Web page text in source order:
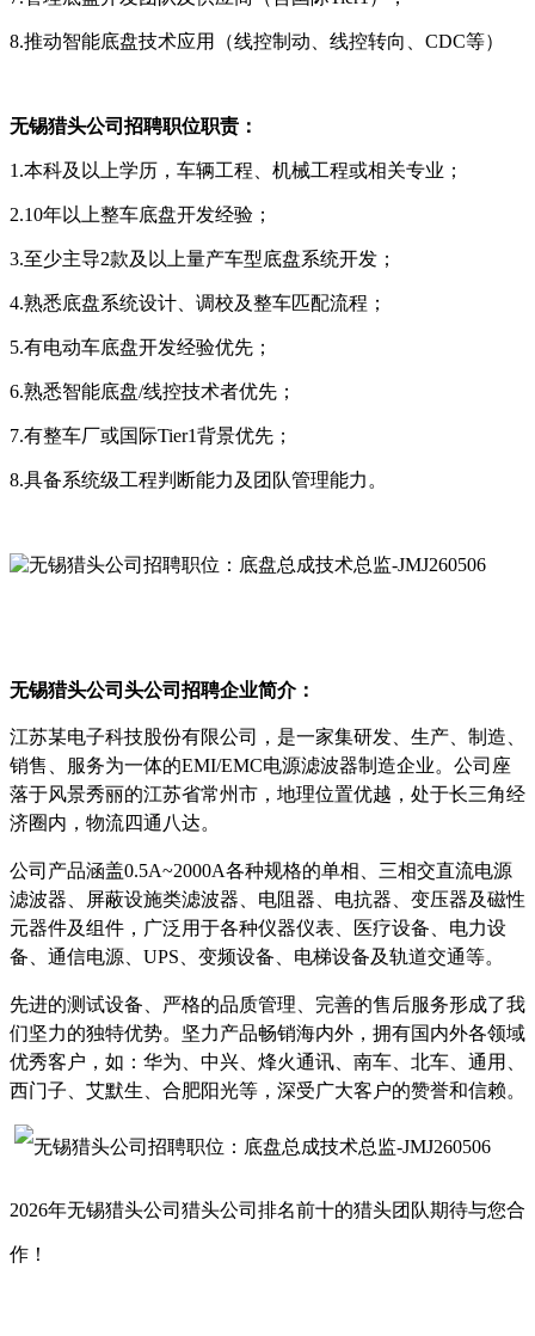
8.推动智能底盘技术应用（线控制动、线控转向、CDC等）
无锡猎头公司招聘职位职责：
1.本科及以上学历，车辆工程、机械工程或相关专业；
2.10年以上整车底盘开发经验；
3.至少主导2款及以上量产车型底盘系统开发；
4.熟悉底盘系统设计、调校及整车匹配流程；
5.有电动车底盘开发经验优先；
6.熟悉智能底盘/线控技术者优先；
7.有整车厂或国际Tier1背景优先；
8.具备系统级工程判断能力及团队管理能力。
无锡猎头公司头公司招聘企业简介：
江苏某电子科技股份有限公司，是一家集研发、生产、制造、
销售、服务为一体的EMI/EMC电源滤波器制造企业。公司座
落于风景秀丽的江苏省常州市，地理位置优越，处于长三角经
济圈内，物流四通八达。
公司产品涵盖0.5A~2000A各种规格的单相、三相交直流电源
滤波器、屏蔽设施类滤波器、电阻器、电抗器、变压器及磁性
元器件及组件，广泛用于各种仪器仪表、医疗设备、电力设
备、通信电源、UPS、变频设备、电梯设备及轨道交通等。
先进的测试设备、严格的品质管理、完善的售后服务形成了我
们坚力的独特优势。坚力产品畅销海内外，拥有国内外各领域
优秀客户，如：华为、中兴、烽火通讯、南车、北车、通用、
西门子、艾默生、合肥阳光等，深受广大客户的赞誉和信赖。
2026年无锡猎头公司猎头公司排名前十的猎头团队期待与您合
作！